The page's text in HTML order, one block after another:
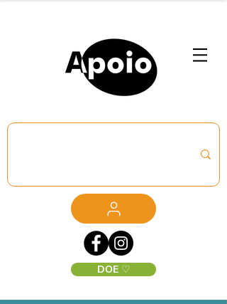
DOE ♡